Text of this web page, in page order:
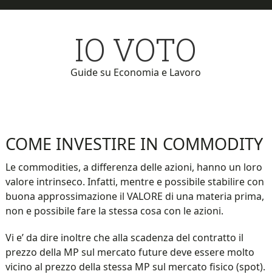
Skip
Skip
IO VOTO
Guide su Economia e Lavoro
COME INVESTIRE IN COMMODITY
Le commodities, a differenza delle azioni, hanno un loro
valore intrinseco. Infatti, mentre e possibile stabilire con
buona approssimazione il VALORE di una materia prima,
non e possibile fare la stessa cosa con le azioni.
Vi e’ da dire inoltre che alla scadenza del contratto il
prezzo della MP sul mercato future deve essere molto
vicino al prezzo della stessa MP sul mercato fisico (spot).